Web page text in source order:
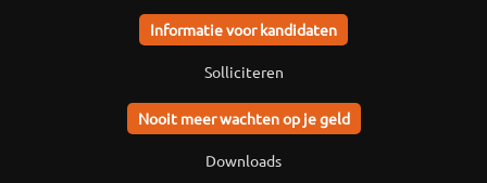
Informatie voor kandidaten
Solliciteren
Nooit meer wachten op je geld
Downloads